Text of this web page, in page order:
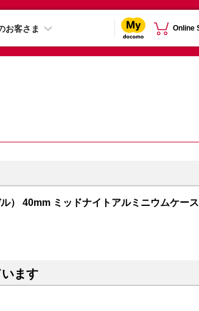
お客さま Online
） 40mm ミッドナイトアルミニウムケース
ます